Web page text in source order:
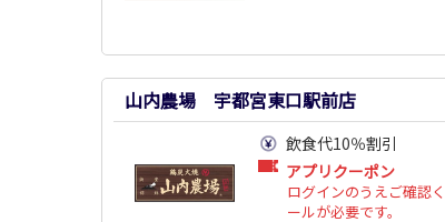
山内農場 宇都宮東口駅前店
飲食代10％割引
アプリクーポン
ログインのうえご確認
ールが必要です。